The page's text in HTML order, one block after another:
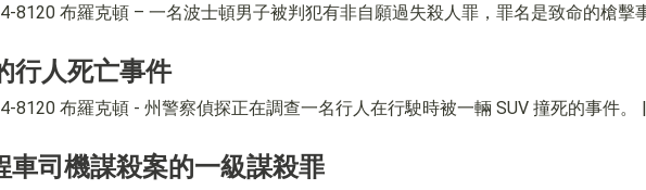
8120 布羅克頓 – 一名波士頓男子被判犯有非自願過失殺人罪，罪名是致命的槍擊
行人死亡事件
8120 布羅克頓 - 州警察偵探正在調查一名行人在行駛時被一輛 SUV 撞死的事件。 |
車司機謀殺案的一級謀殺罪